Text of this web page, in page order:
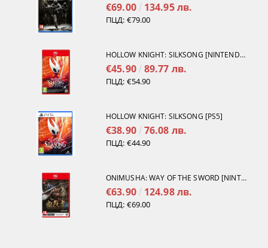
€69.00 134.95 лв.
ПЦД: €79.00
HOLLOW KNIGHT: SILKSONG [NINTENDO SWITCH 2]
€45.90 89.77 лв.
ПЦД: €54.90
HOLLOW KNIGHT: SILKSONG [PS5]
€38.90 76.08 лв.
ПЦД: €44.90
ONIMUSHA: WAY OF THE SWORD [NINTENDO SWITCH 2]
€63.90 124.98 лв.
ПЦД: €69.00